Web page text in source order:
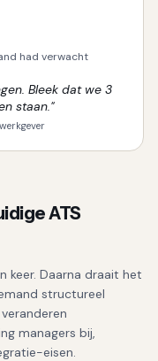
had verwacht
Bleek dat we 3
staan."
ATS
keer. Daarna draait het
structureel
managers bij,
eisen.